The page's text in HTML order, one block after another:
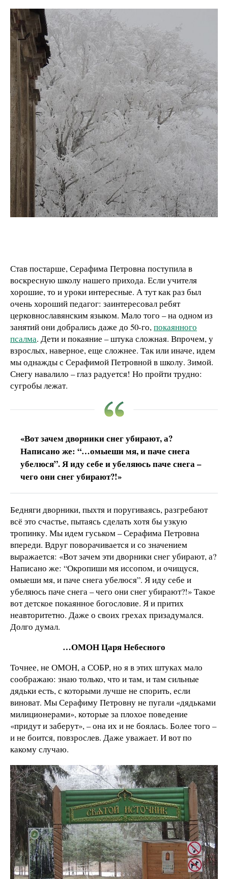
Став постарше, Серафима Петровна поступила в
воскресную школу нашего прихода. Если учителя
хорошие, то и уроки интересные. А тут как раз был
очень хороший педагог: заинтересовал ребят
церковнославянским языком. Мало того – на одном из
занятий они добрались даже до 50-го,покаянного
псалма. Дети и покаяние – штука сложная. Впрочем, у
взрослых, наверное, еще сложнее. Так или иначе, идем
мы однажды с Серафимой Петровной в школу. Зимой.
Снегу навалило – глаз радуется! Но пройти трудно:
сугробы лежат.
«Вот зачем дворники снег убирают, а?
Написано же: “…омыеши мя, и паче снега
убелюся”. Я иду себе и убеляюсь паче снега –
чего они снег убирают?!»
Бедняги дворники, пыхтя и поругиваясь, разгребают
всё это счастье, пытаясь сделать хотя бы узкую
тропинку. Мы идем гуськом – Серафима Петровна
впереди. Вдруг поворачивается и со значением
выражается: «Вот зачем эти дворники снег убирают, а?
Написано же: “Окропиши мя иссопом, и очищуся,
омыеши мя, и паче снега убелюся”. Я иду себе и
убеляюсь паче снега – чего они снег убирают?!» Такое
вот детское покаянное богословие. Я и притих
неавторитетно. Даже о своих грехах призадумался.
Долго думал.
…ОМОН Царя Небесного
Точнее, не ОМОН, а СОБР, но я в этих штуках мало
соображаю: знаю только, что и там, и там сильные
дядьки есть, с которыми лучше не спорить, если
виноват. Мы Серафиму Петровну не пугали «дядьками
милиционерами», которые за плохое поведение
«придут и заберут», – она их и не боялась. Более того –
и не боится, повзрослев. Даже уважает. И вот по
какому случаю.